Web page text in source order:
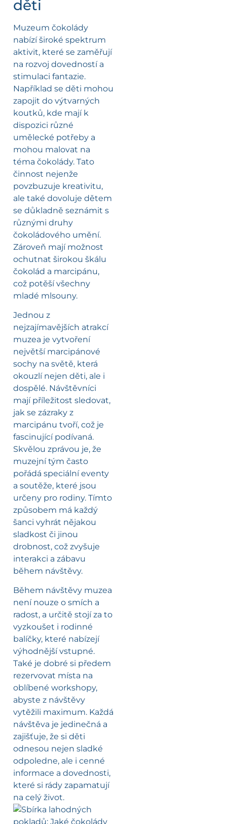
děti
Muzeum čokolády
nabízí široké spektrum
aktivit, které se zaměřují
na rozvoj dovedností a
stimulaci fantazie.
Například se děti mohou
zapojit do výtvarných
koutků, kde mají k
dispozici různé
umělecké potřeby a
mohou malovat na
téma čokolády. Tato
činnost nejenže
povzbuzuje kreativitu,
ale také dovoluje dětem
se důkladně seznámit s
různými druhy
čokoládového umění.
Zároveň mají možnost
ochutnat širokou škálu
čokolád a marcipánu,
což potěší všechny
mladé mlsouny.
Jednou z
nejzajímavějších atrakcí
muzea je vytvoření
největší marcipánové
sochy na světě, která
okouzlí nejen děti, ale i
dospělé. Návštěvníci
mají příležitost sledovat,
jak se zázraky z
marcipánu tvoří, což je
fascinující podívaná.
Skvělou zprávou je, že
muzejní tým často
pořádá speciální eventy
a soutěže, které jsou
určeny pro rodiny. Tímto
způsobem má každý
šanci vyhrát nějakou
sladkost či jinou
drobnost, což zvyšuje
interakci a zábavu
během návštěvy.
Během návštěvy muzea
není nouze o smích a
radost, a určitě stojí za to
vyzkoušet i rodinné
balíčky, které nabízejí
výhodnější vstupné.
Také je dobré si předem
rezervovat místa na
oblíbené workshopy,
abyste z návštěvy
vytěžili maximum. Každá
návštěva je jedinečná a
zajišťuje, že si děti
odnesou nejen sladké
odpoledne, ale i cenné
informace a dovednosti,
které si rády zapamatují
na celý život.